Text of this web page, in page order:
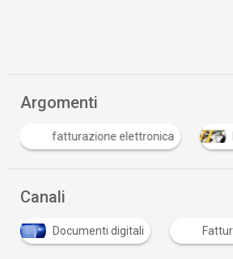
Argomenti
Intelligenza Artificiale T
Canali
Documenti digitali